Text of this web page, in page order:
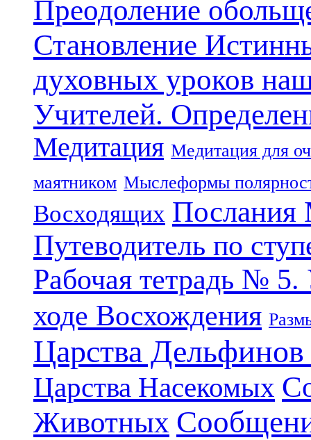
Преодоление
Становление
духовных уроков
Учителей.
Медитация Медитация для
маятником Мыслеформы
Восходящих Послания
Путеводитель по
Рабочая тетрадь №
ходе Восхождения
Царства
Царства Насекомых
Животных